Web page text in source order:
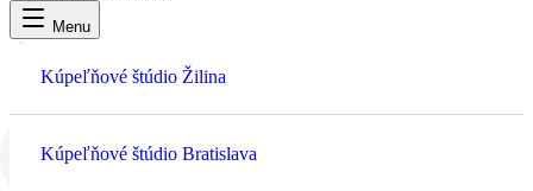
Menu
Kúpeľňové štúdio Žilina
Kúpeľňové štúdio Bratislava
Košík